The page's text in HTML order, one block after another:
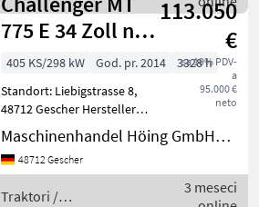
775 E 34 Zoll nur
3328 h, 2018 Inb
113.050
€
sa 19% PDV-
a
95.000 €
neto
405 KS/298 kW God. pr. 2014
3328 h
Standort: Liebigstrasse 8,
48712 Gescher Hersteller
Challenger Typ MT 775 E
Baujahr/Erstzulassung 2014
/ 23.03.2018
Betriebsstunden 3328
Maschinenhandel Höing GmbH&Co.KG
48712 Gescher
Traktori /
3 meseci